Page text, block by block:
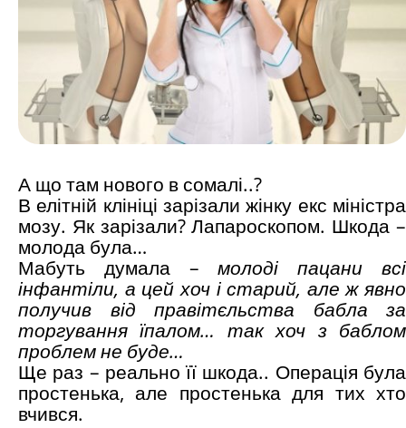
А що там нового в сомалі..?
В елітній клініці зарізали жінку екс міністра
мозу. Як зарізали? Лапароскопом. Шкода –
молода була…
Мабуть думала –молоді пацани всі
інфантіли, а цей хоч і старий, але ж явно
получив від правітєльства бабла за
торгування їпалом… так хоч з баблом
проблем не буде…
Ще раз – реально її шкода.. Операція була
простенька, але простенька для тих хто
вчився.